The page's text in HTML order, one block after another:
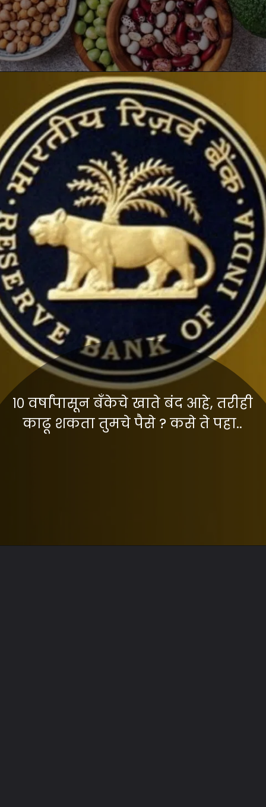
१० वर्षांपासून बँकेचे खाते बंद आहे, तरीही
काढू शकता तुमचे पैसे ? कसे ते पहा..